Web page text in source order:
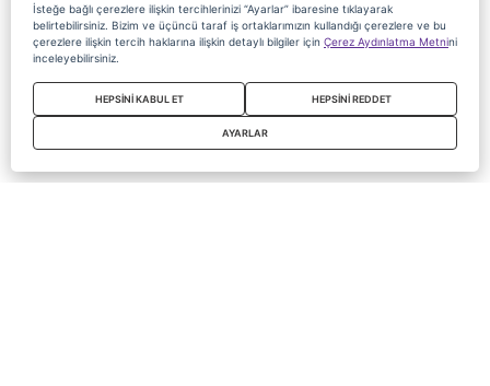
İsteğe bağlı çerezlere ilişkin tercihlerinizi “Ayarlar” ibaresine tıklayarak
belirtebilirsiniz. Bizim ve üçüncü taraf iş ortaklarımızın kullandığı çerezlere ve bu
çerezlere ilişkin tercih haklarına ilişkin detaylı bilgiler için Çerez Aydınlatma Metnini
inceleyebilirsiniz.
HEPSİNİ KABUL ET HEPSİNİ REDDET
AYARLAR